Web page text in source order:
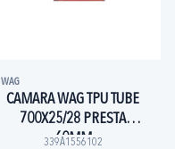
WAG
CAMARA WAG TPU TUBE
700X25/28 PRESTA
60MM
339A1556102